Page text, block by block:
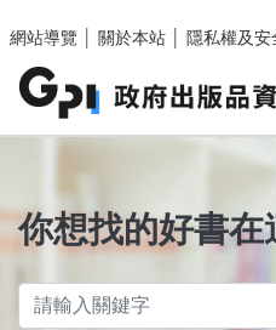
網站導覽
關於本站 隱私權及安
你想找的好書在